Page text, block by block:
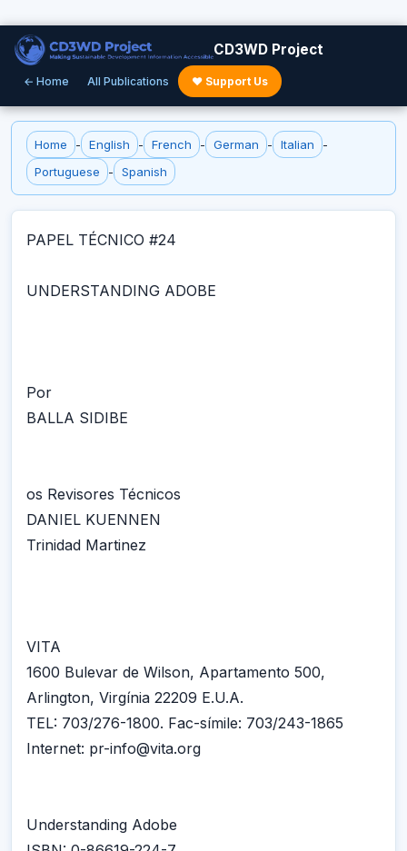
CD3WD Project
← Home All Publications ♥ Support Us
Home - English - French - German - Italian
-
Portuguese
- Spanish
PAPEL TÉCNICO #24
UNDERSTANDING ADOBE
Por
BALLA SIDIBE
os Revisores Técnicos
DANIEL KUENNEN
Trinidad Martinez
VITA
1600 Bulevar de Wilson, Apartamento 500,
Arlington, Virgínia 22209 E.U.A.
TEL: 703/276-1800. Fac-símile: 703/243-1865
Internet: pr-info@vita.org
Understanding Adobe